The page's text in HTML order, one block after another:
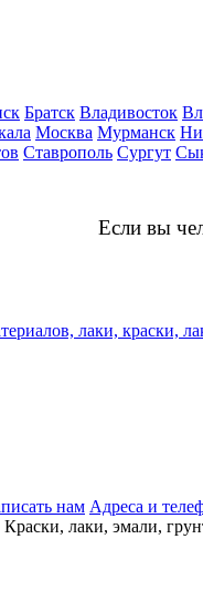
Братск Владивосток
Москва Мурманск
Ставрополь Сургут
Если вы
нам Адреса и